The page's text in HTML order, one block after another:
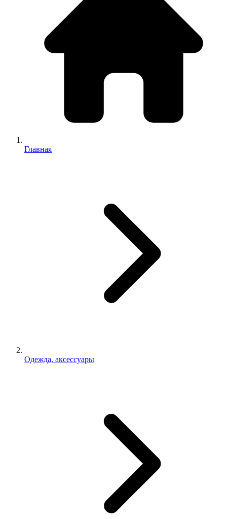
Главная
Одежда, аксессуары